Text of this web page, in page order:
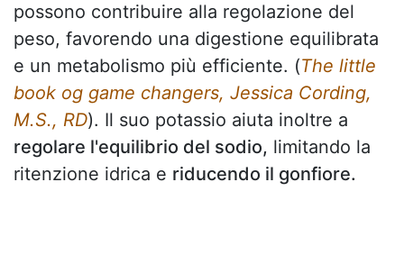
possono contribuire alla regolazione del
peso, favorendo una digestione equilibrata
e un metabolismo più efficiente. (The little
book og game changers, Jessica Cording,
M.S., RD). Il suo potassio aiuta inoltre a
regolare l'equilibrio del sodio, limitando la
ritenzione idrica e riducendo il gonfiore.